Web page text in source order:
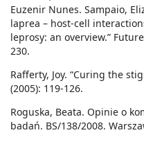
Euzenir Nunes. Sampaio,
laprea – host-cell
leprosy: an overview.”
230.
Rafferty, Joy. “Curing the
(2005): 119-126.
Roguska, Beata. Opinie o
badań. BS/138/2008.